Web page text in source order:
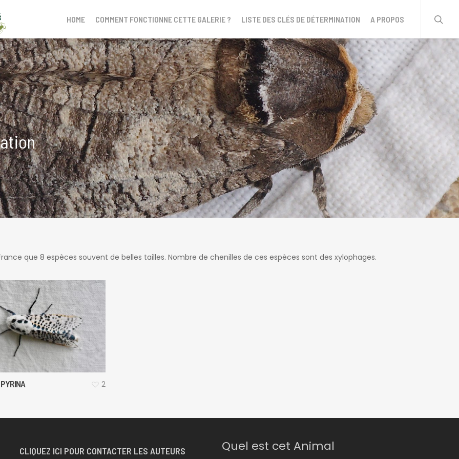
HOME COMMENT FONCTIONNE CETTE GALERIE ? LISTE DES CLÉS DE DÉTERMINATION A PROPOS
que 8 espèces souvent de belles tailles. Nombre de chenilles de ces espèces sont des xylophages.
2
CLIQUEZ ICI POUR CONTACTER LES AUTEURS Quel est cet Animal